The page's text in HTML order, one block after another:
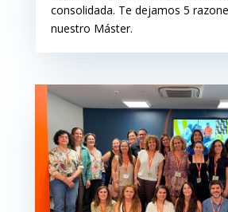
consolidada. Te dejamos 5
nuestro Máster.